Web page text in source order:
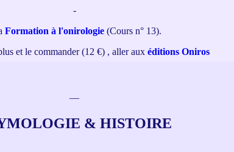
-
Formation à l'onirologie (Cours n° 13).
et le commander (12 €) , aller aux éditions Oniros
—
& HISTOIRE